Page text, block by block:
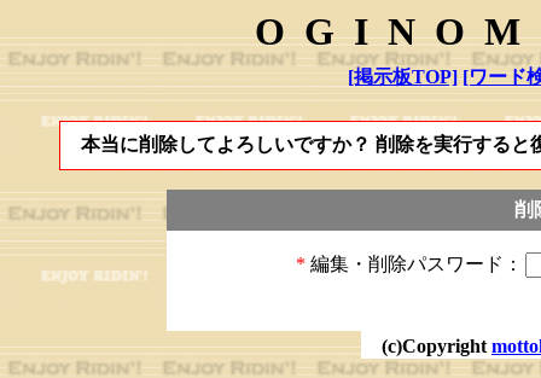
[掲示板TOP] [ワード
本当に削除してよろしいですか？ 削除を実行する
削
* 編集・削除パスワード：
(c)Copyright